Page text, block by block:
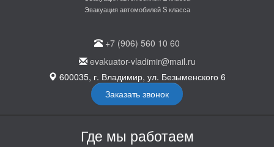
Эвакуация автомобилей S класса
+7 (906) 560 10 60
evakuator-vladimir@mail.ru
600035, г. Владимир, ул. Безыменского 6
Заказать звонок
Где мы работаем